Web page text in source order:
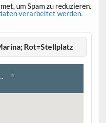
um Spam zu reduzieren.
verarbeitet werden.
Rot=Stellplatz